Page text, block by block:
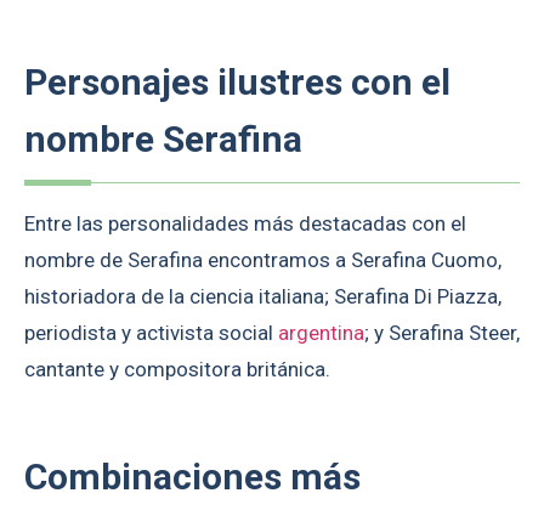
Personajes ilustres con el
nombre Serafina
Entre las personalidades más destacadas con el
nombre de Serafina encontramos a Serafina Cuomo,
historiadora de la ciencia italiana; Serafina Di Piazza,
periodista y activista social argentina; y Serafina Steer,
cantante y compositora británica.
Combinaciones más